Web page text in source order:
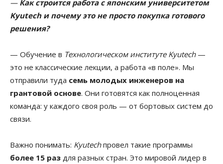
— Как строится работа с японским университетом
Kyutech и почему это не просто покупка готового
решения?
— Обучение в Технологическом институте Kyutech—
это не классические лекции, а работа «в поле». Мы
отправили туда семь молодых инженеров на
грантовой основе. Они готовятся как полноценная
команда: у каждого своя роль — от бортовых систем до
связи.
Важно понимать: Kyutechпровел такие программы
более 15 раз для разных стран. Это мировой лидер в